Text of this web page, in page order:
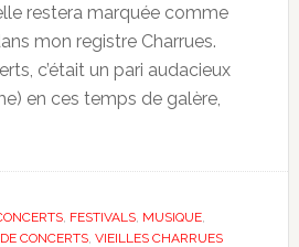
restera marquée comme
mon registre Charrues.
c’était un pari audacieux
en ces temps de galère,
, FESTIVALS, MUSIQUE,
CONCERTS, VIEILLES CHARRUES